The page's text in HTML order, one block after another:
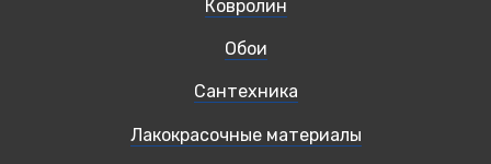
Ковролин
Обои
Сантехника
Лакокрасочные материалы